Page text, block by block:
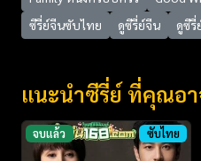
ซีรี่ย์จีนซับไทย
ดูซีรี่ย์จีน ดูซี
แนะนำซีรี่ย์ ที่คุณอ
จบแล้ว ซับไทย